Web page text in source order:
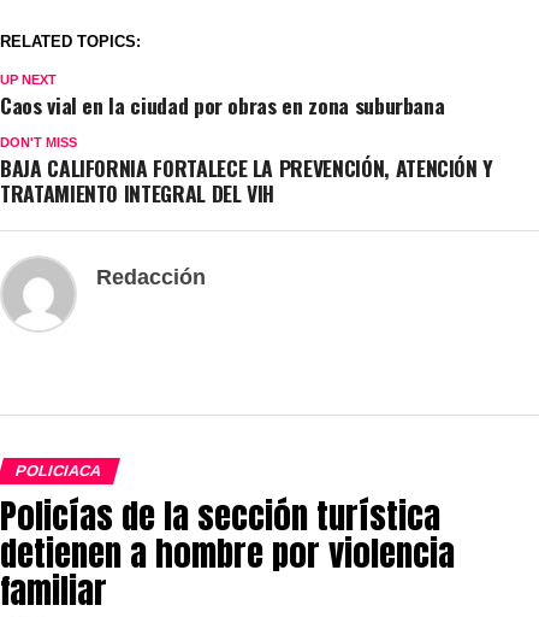
RELATED TOPICS:
UP NEXT
Caos vial en la ciudad por obras en zona suburbana
DON'T MISS
BAJA CALIFORNIA FORTALECE LA PREVENCIÓN, ATENCIÓN Y
TRATAMIENTO INTEGRAL DEL VIH
Redacción
POLICIACA
Policías de la sección turística
detienen a hombre por violencia
familiar